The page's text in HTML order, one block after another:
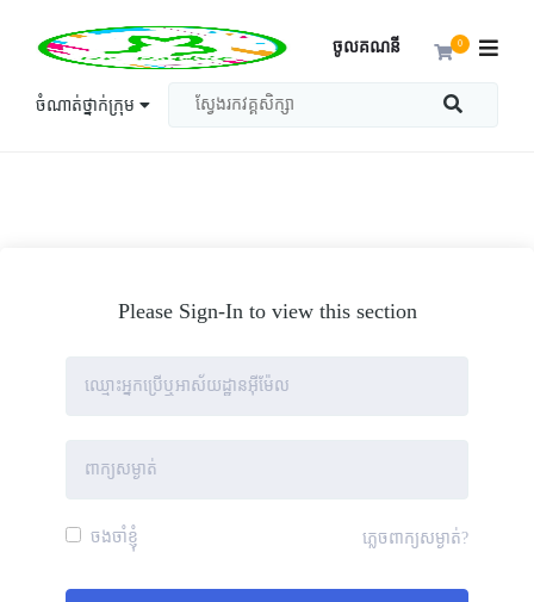
ចំណាត់ថ្នាក់ក្រុម
0
ចូលគណនី
Please Sign-In to view this section
ចងចាំខ្ញុំ ភ្លេចពាក្យសម្ងាត់?